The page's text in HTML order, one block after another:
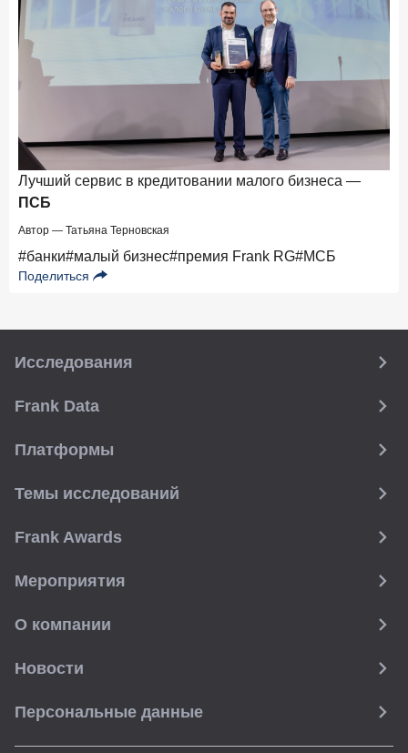
Лучший сервис в кредитовании малого бизнеса —
ПСБ
Автор — Татьяна Терновская
#банки#малый бизнес#премия Frank RG#МСБ
Поделиться
Исследования
Frank Data
Платформы
Темы исследований
Frank Awards
Мероприятия
О компании
Новости
Персональные данные